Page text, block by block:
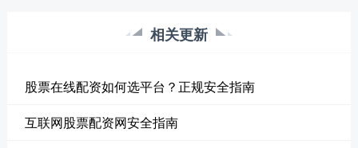
相关更新
股票在线配资如何选平台？正规安全指南
互联网股票配资网安全指南